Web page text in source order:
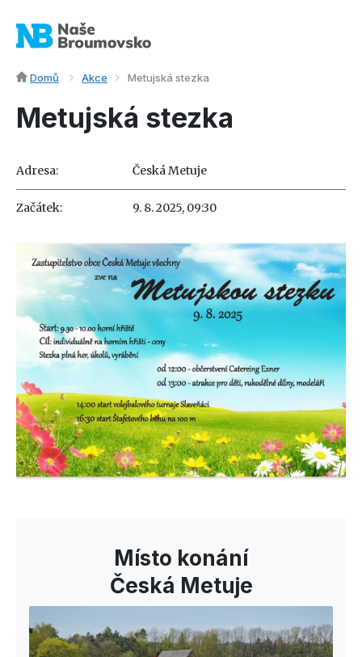
Domů Akce Metujská stezka
Metujská stezka
Adresa: Česká Metuje
Začátek: 9. 8. 2025, 09:30
Místo konání
Česká Metuje